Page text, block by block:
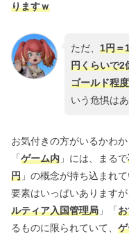
りますｗ
ただ、 1円＝
円くらいで2
ゴールド程度
いう危惧は
お気付きの方がいるかわ
「ゲーム内 」には、まるで
円 」の概念が持ち込まれ
要素はいっぱいあります
ルティア入国管理局 」「
るものに限られていて、